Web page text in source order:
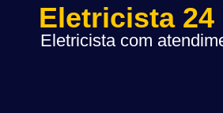
Eletricista 24
Eletricista com